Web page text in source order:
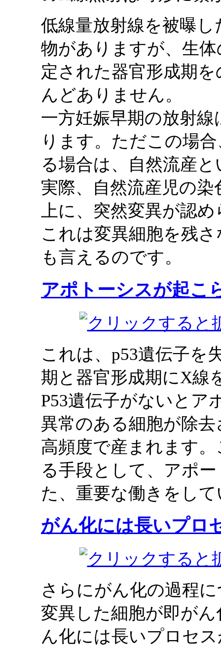
低線量放射線を被曝
物がありますが、生
定された器官形成期
んどありません。
一方妊娠早期の放射
ります。ただこの場
る場合は、自然流産
実際、自然流産児の
上に、突然変異が認
これは変異細胞を残
も言えるのです。
アポトーシスが起こ
これは、p53遺伝子を
期と器官形成期にX線
P53遺伝子がないとア
異常のある細胞が除
高頻度で産まれます
る手段として、アポ
た、重要な働きをし
がん化には長いプロ
さらにがん化の過程
変異した細胞が即が
ん化には長いプロセ